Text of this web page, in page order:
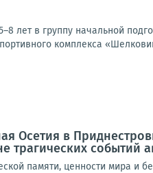
в группу начальной
комплекса
Осетия в
событий
памяти, ценности мира и